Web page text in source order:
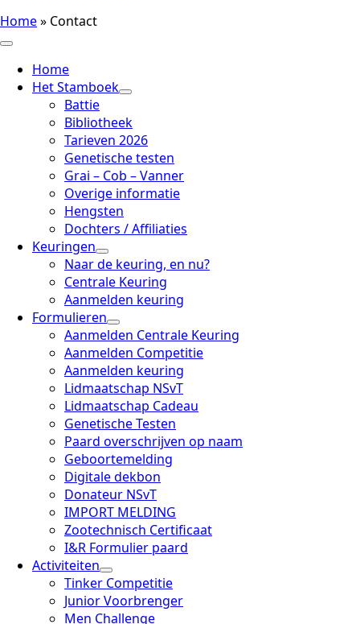
Home» Contact
Home
Het Stamboek
Battie
Bibliotheek
Tarieven 2026
Genetische testen
Grai – Cob – Vanner
Overige informatie
Hengsten
Dochters / Affiliaties
Keuringen
Naar de keuring, en nu?
Centrale Keuring
Aanmelden keuring
Formulieren
Aanmelden Centrale Keuring
Aanmelden Competitie
Aanmelden keuring
Lidmaatschap NSvT
Lidmaatschap Cadeau
Genetische Testen
Paard overschrijven op naam
Geboortemelding
Digitale dekbon
Donateur NSvT
IMPORT MELDING
Zootechnisch Certificaat
I&R Formulier paard
Activiteiten
Tinker Competitie
Junior Voorbrenger
Men Challenge